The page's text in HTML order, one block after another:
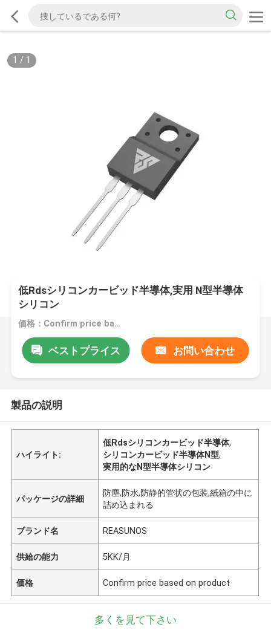
1 / 1
低Rdsシリコンカービッド半導体,実用 N型半導体
シリコン
価格：Confirm price based on product
ベストプライス お問い合わせ
製品の説明
ハイライト:
低Rdsシリコンカービッド半導体,
シリコンカービッド半導体N型,
実用的なN型半導体シリコン
パッケージの詳細
防塵,防水,防静的管状の包装,紙箱の中に
詰め込まれる
ブランド名 REASUNOS
供給の能力 5KK/月
価格 Confirm price based on product
多くを見て下さい